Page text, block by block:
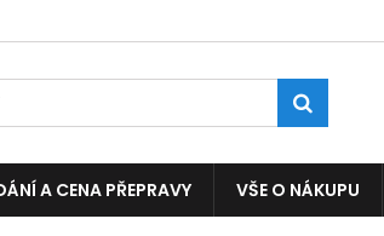
A CENA PŘEPRAVY VŠE O NÁKUPU